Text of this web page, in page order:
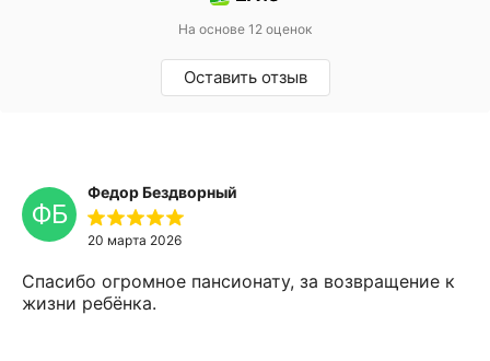
На основе 12 оценок
Оставить отзыв
ФБ
Федор Бездворный
20 марта 2026
Спасибо огромное пансионату, за возвращение к
жизни ребёнка.